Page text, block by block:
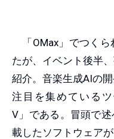
「OMax」でつくら
たが、イベント後半
紹介。音楽生成AIの
注目を集めている
V」である。冒頭で
載したソフトウェアが